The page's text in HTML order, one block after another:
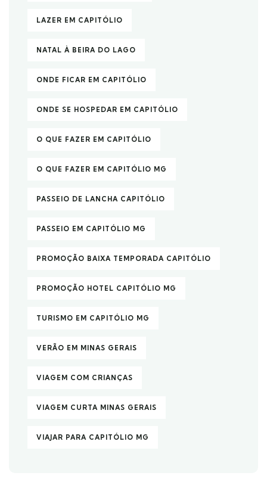
LAZER EM CAPITÓLIO
NATAL À BEIRA DO LAGO
ONDE FICAR EM CAPITÓLIO
ONDE SE HOSPEDAR EM CAPITÓLIO
O QUE FAZER EM CAPITÓLIO
O QUE FAZER EM CAPITÓLIO MG
PASSEIO DE LANCHA CAPITÓLIO
PASSEIO EM CAPITÓLIO MG
PROMOÇÃO BAIXA TEMPORADA CAPITÓLIO
PROMOÇÃO HOTEL CAPITÓLIO MG
TURISMO EM CAPITÓLIO MG
VERÃO EM MINAS GERAIS
VIAGEM COM CRIANÇAS
VIAGEM CURTA MINAS GERAIS
VIAJAR PARA CAPITÓLIO MG